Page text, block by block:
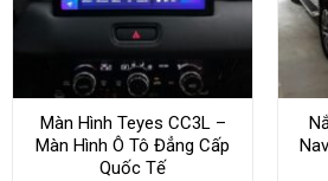
Màn Hình Teyes CC3L –
Màn Hình Ô Tô Đẳng Cấp
Quốc Tế